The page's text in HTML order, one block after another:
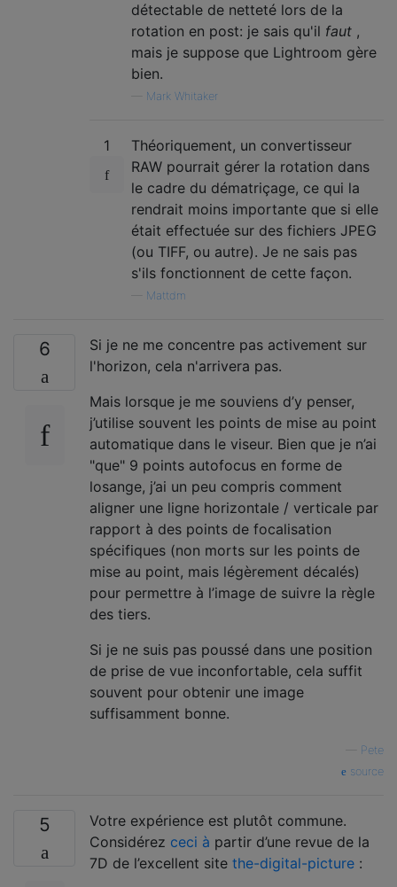
détectable de netteté lors de la
rotation en post: je sais qu'il faut ,
mais je suppose que Lightroom gère
bien.
Mark Whitaker
1
Théoriquement, un convertisseur
RAW pourrait gérer la rotation dans
le cadre du dématriçage, ce qui la
rendrait moins importante que si elle
était effectuée sur des fichiers JPEG
(ou TIFF, ou autre). Je ne sais pas
s'ils fonctionnent de cette façon.
Mattdm
6
Si je ne me concentre pas activement sur
l'horizon, cela n'arrivera pas.
Mais lorsque je me souviens d’y penser,
j’utilise souvent les points de mise au point
automatique dans le viseur. Bien que je n’ai
"que" 9 points autofocus en forme de
losange, j’ai un peu compris comment
aligner une ligne horizontale / verticale par
rapport à des points de focalisation
spécifiques (non morts sur les points de
mise au point, mais légèrement décalés)
pour permettre à l’image de suivre la règle
des tiers.
Si je ne suis pas poussé dans une position
de prise de vue inconfortable, cela suffit
souvent pour obtenir une image
suffisamment bonne.
Pete
source
5
Votre expérience est plutôt commune.
Considérez ceci à partir d’une revue de la
7D de l’excellent site the-digital-picture :